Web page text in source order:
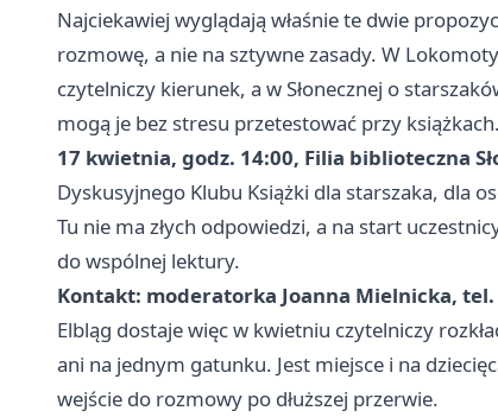
Najciekawiej wyglądają właśnie te dwie
rozmowę, a nie na sztywne zasady. W
czytelniczy kierunek, a w Słonecznej o
mogą je bez stresu przetestować przy książkach.
17 kwietnia, godz. 14:00, Filia biblioteczna
Dyskusyjnego Klubu Książki dla starszaka, dla
Tu nie ma złych odpowiedzi, a na start
do wspólnej lektury.
Kontakt: moderatorka Joanna Mielnicka, tel.
Elbląg dostaje więc w kwietniu czytelniczy
ani na jednym gatunku. Jest miejsce i na
wejście do rozmowy po dłuższej przerwie.